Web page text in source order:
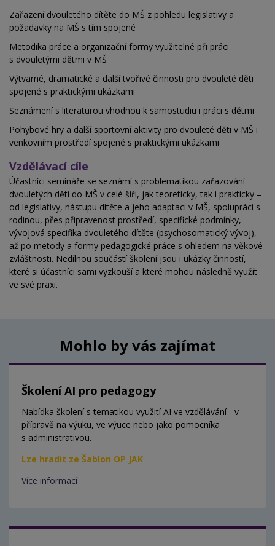
Zařazení dvouletého dítěte do MŠ z pohledu legislativy a
požadavky na MŠ s tím spojené
Metodika práce a organizační formy využitelné při práci
s dvouletými dětmi v MŠ
Výtvarné, dramatické a další tvořivé činnosti pro dvouleté děti
spojené s praktickými ukázkami
Seznámení s literaturou vhodnou k samostudiu i práci s dětmi
Pohybové hry a další sportovní aktivity pro dvouleté děti v MŠ i
venkovním prostředí spojené s praktickými ukázkami
Vzdělávací cíle
Účastníci semináře se seznámí s problematikou zařazování
dvouletých dětí do MŠ v celé šíři, jak teoreticky, tak i prakticky –
od legislativy, nástupu dítěte a jeho adaptaci v MŠ, spolupráci s
rodinou, přes připravenost prostředí, specifické podmínky,
vývojová specifika dvouletého dítěte (psychosomatický vývoj),
až po metody a formy pedagogické práce s ohledem na věkové
zvláštnosti. Nedílnou součástí školení jsou i ukázky činností,
které si účastníci sami vyzkouší a které mohou následně využít
ve své praxi.
Mohlo by vás zajímat
Školení AI pro pedagogy
Nabídka školení s tematikou využití AI ve vzdělávání - v
přípravě na výuku, ve výuce nebo jako pomocníka
s administrativou.
Lze hradit ze Šablon OP JAK
Více informací